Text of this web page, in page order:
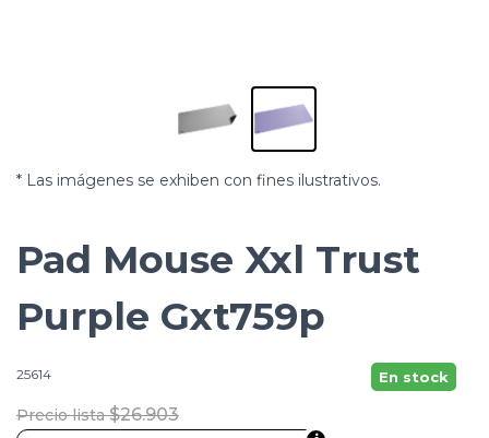
* Las imágenes se exhiben con fines ilustrativos.
Pad Mouse Xxl Trust
Purple Gxt759p
25614 En stock
Precio lista $26.903